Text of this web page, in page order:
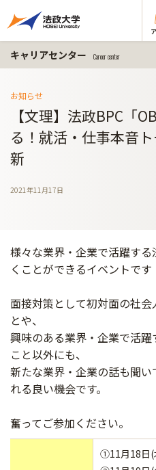
キャリアセンター Career center
お知らせ
【文理】法政BPC「
る！就活・仕事本音
新
2021年11月17日
様々な業界・企業で活躍す
くことができるイベントです
面接対策として初対面の社
とや、
興味のある業界・企業で活
こと以外にも、
新たな業界・企業の話も聞
れる良い機会です。
奮ってご参加ください。
①11月18日(